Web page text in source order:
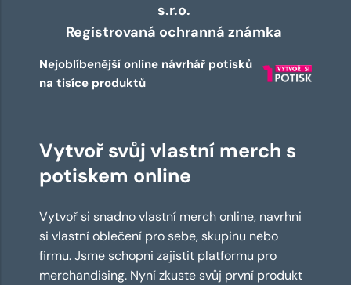
s.r.o.
Registrovaná ochranná známka
Nejoblíbenější online návrhář potisků
na tisíce produktů
Vytvoř svůj vlastní merch s
potiskem online
Vytvoř si snadno vlastní merch online, navrhni
si vlastní oblečení pro sebe, skupinu nebo
firmu. Jsme schopni zajistit platformu pro
merchandising. Nyní zkuste svůj první produkt